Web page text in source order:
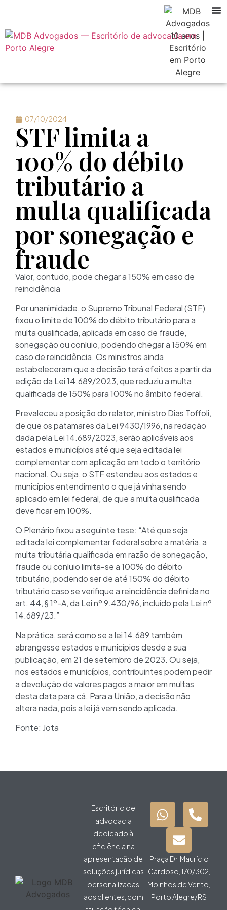
07/10/2024
STF limita a
100% do débito
tributário a
multa qualificada
por sonegação e
fraude
Valor, contudo, pode chegar a 150% em caso de
reincidência
Por unanimidade, o Supremo Tribunal Federal (STF)
fixou o limite de 100% do débito tributário para a
multa qualificada, aplicada em caso de fraude,
sonegação ou conluio, podendo chegar a 150% em
caso de reincidência. Os ministros ainda
estabeleceram que a decisão terá efeitos a partir da
edição da Lei 14.689/2023, que reduziu a multa
qualificada de 150% para 100% no âmbito federal.
Prevaleceu a posição do relator, ministro Dias Toffoli,
de que os patamares da Lei 9430/1996, na redação
dada pela Lei 14.689/2023, serão aplicáveis aos
estados e municípios até que seja editada lei
complementar com aplicação em todo o território
nacional. Ou seja, o STF estendeu aos estados e
municípios entendimento o que já vinha sendo
aplicado em lei federal, de que a multa qualificada
deve ficar em 100%.
O Plenário fixou a seguinte tese: “Até que seja
editada lei complementar federal sobre a matéria, a
multa tributária qualificada em razão de sonegação,
fraude ou conluio limita-se a 100% do débito
tributário, podendo ser de até 150% do débito
tributário caso se verifique a reincidência definida no
art. 44, § 1º-A, da Lei nº 9.430/96, incluído pela Lei nº
14.689/23.”
Na prática, será como se a lei 14.689 também
abrangesse estados e municípios desde a sua
publicação, em 21 de setembro de 2023. Ou seja,
nos estados e municípios, contribuintes podem pedir
a devolução de valores pagos a maior em multas
desta data para cá. Para a União, a decisão não
altera nada, pois a lei já vem sendo aplicada.
Fonte: Jota
Escritório de
advocacia
dedicado à
eficiência na
apresentação de
soluções jurídicas
personalizadas
aos clientes, com
Praça Dr. Maurício
Cardoso, 170/302,
Moinhos de Vento,
Porto Alegre/RS